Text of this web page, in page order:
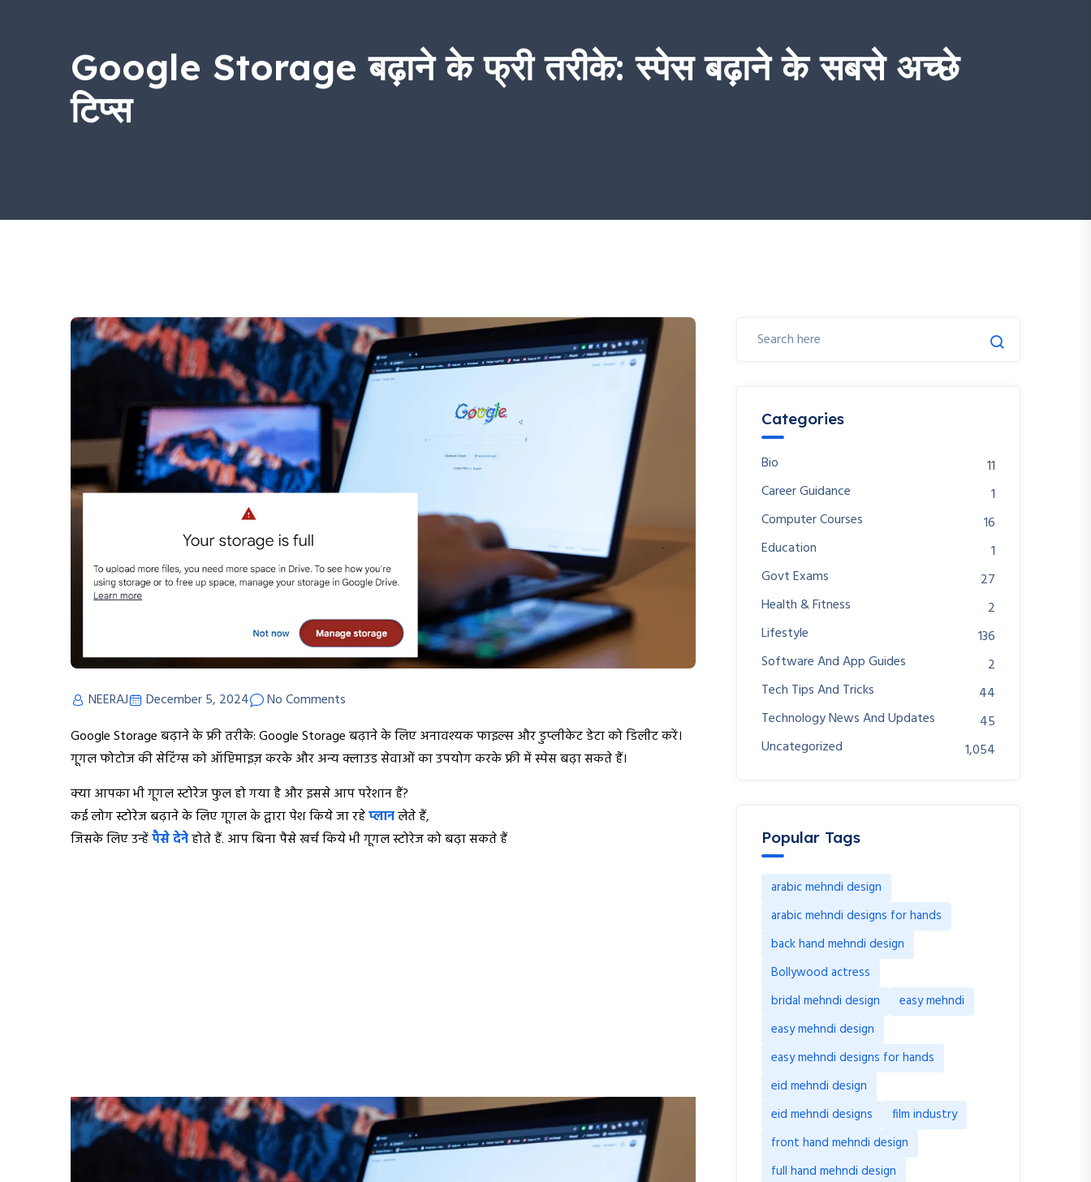
Google Storage बढ़ाने के फ्री तरीके: स्पेस बढ़ाने के सबसे अच्छे
टिप्स
NEERAJ December 5, 2024
No Comments
Google Storage बढ़ाने के फ्री तरीके: Google Storage बढ़ाने के लिए अनावश्यक फाइल्स और डुप्लीकेट डेटा को डिलीट करें।
गूगल फोटोज की सेटिंग्स को ऑप्टिमाइज़ करके और अन्य क्लाउड सेवाओं का उपयोग करके फ्री में स्पेस बढ़ा सकते हैं।
क्या आपका भी गूगल स्टोरेज फुल हो गया है और इससे आप परेशान हैं?
कई लोग स्टोरेज बढ़ाने के लिए गूगल के द्वारा पेश किये जा रहेप्लानलेते हैं,
जिसके लिए उन्हेंपैसे देनेहोते हैं. आप बिना पैसे खर्च किये भी गूगल स्टोरेज को बढ़ा सकते हैं
Categories
Bio
11
Career Guidance
1
Computer Courses
16
Education
1
Govt Exams
27
Health & Fitness
2
Lifestyle
136
Software And App Guides
2
Tech Tips And Tricks
44
Technology News And Updates
45
Uncategorized
1,054
Popular Tags
arabic mehndi design
arabic mehndi designs for hands
back hand mehndi design
Bollywood actress
bridal mehndi design
easy mehndi
easy mehndi design
easy mehndi designs for hands
eid mehndi design
eid mehndi designs
film industry
front hand mehndi design
full hand mehndi design